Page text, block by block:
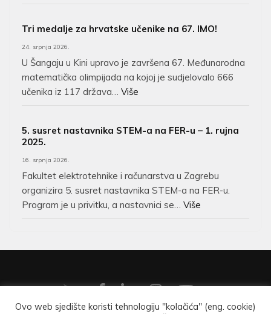
Tri medalje za hrvatske učenike na 67. IMO!
24. srpnja 2026.
U Šangaju u Kini upravo je završena 67. Međunarodna
matematička olimpijada na kojoj je sudjelovalo 666
učenika iz 117 država… Više
5. susret nastavnika STEM-a na FER-u – 1. rujna
2025.
16. srpnja 2026.
Fakultet elektrotehnike i računarstva u Zagrebu
organizira 5. susret nastavnika STEM-a na FER-u.
Program je u privitku, a nastavnici se… Više
Ovo web sjedište koristi tehnologiju "kolačića" (eng. cookie)